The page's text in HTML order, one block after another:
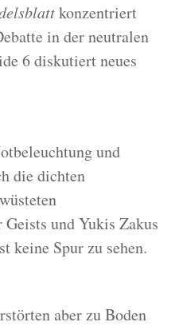
konzentriert
in der neutralen
6 diskutiert neues
und
die dichten
und Yukis Zakus
keine Spur zu sehen.
aber zu Boden